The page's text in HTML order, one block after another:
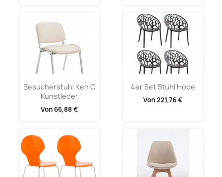
Besucherstuhl Ken C
Kunstleder
Von 66,88 €
4er Set Stuhl Hope
Von221,76 €